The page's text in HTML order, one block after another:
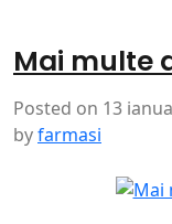
Mai multe
Posted on 13
byfarmasi